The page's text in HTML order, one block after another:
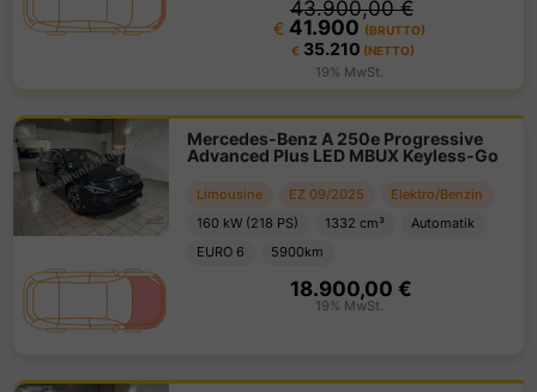
43.900,00 €
€ 41.900 (BRUTTO)
€ 35.210 (NETTO)
19% MwSt.
Mercedes-Benz A 250e Progressive
Advanced Plus LED MBUX Keyless-Go
Limousine EZ 09/2025
Elektro/Benzin
160 kW (218 PS) 1332 cm³
Automatik
EURO 6
5900km
18.900,00 €
19% MwSt.